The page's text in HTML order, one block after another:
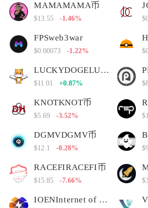
MAMAMAMA币
$13.55 -1.46%
FPSweb3war
$0.00073 -1.22%
LUCKYDOGELUCKYDOGE币
$11.01 +0.87%
KNOTKNOT币
$5.69 -3.52%
DGMVDGMV币
$12.1 -0.28%
RACEFIRACEFI币
$15.85 -7.66%
IOENInternet of Energy Network